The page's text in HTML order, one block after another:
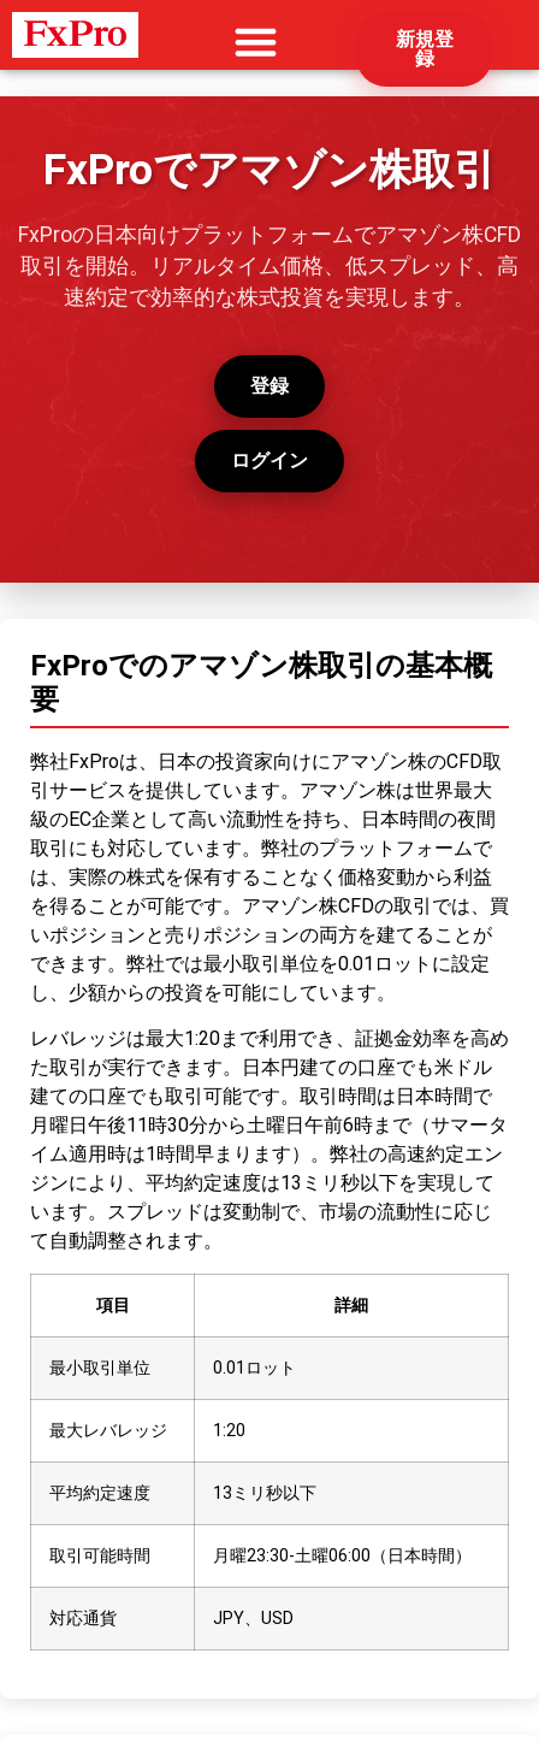
新規登
録
FxProでアマゾン株取引
FxProの日本向けプラットフォームでアマゾン株CFD
取引を開始。リアルタイム価格、低スプレッド、高
速約定で効率的な株式投資を実現します。
登録
ログイン
FxProでのアマゾン株取引の基本概
要
弊社FxProは、日本の投資家向けにアマゾン株のCFD取
引サービスを提供しています。アマゾン株は世界最大
級のEC企業として高い流動性を持ち、日本時間の夜間
取引にも対応しています。弊社のプラットフォームで
は、実際の株式を保有することなく価格変動から利益
を得ることが可能です。アマゾン株CFDの取引では、買
いポジションと売りポジションの両方を建てることが
できます。弊社では最小取引単位を0.01ロットに設定
し、少額からの投資を可能にしています。
レバレッジは最大1:20まで利用でき、証拠金効率を高め
た取引が実行できます。日本円建ての口座でも米ドル
建ての口座でも取引可能です。取引時間は日本時間で
月曜日午後11時30分から土曜日午前6時まで（サマータ
イム適用時は1時間早まります）。弊社の高速約定エン
ジンにより、平均約定速度は13ミリ秒以下を実現して
います。スプレッドは変動制で、市場の流動性に応じ
て自動調整されます。
項目 詳細
最小取引単位 0.01ロット
最大レバレッジ 1:20
平均約定速度 13ミリ秒以下
取引可能時間 月曜23:30-土曜06:00（日本時間）
対応通貨 JPY、USD